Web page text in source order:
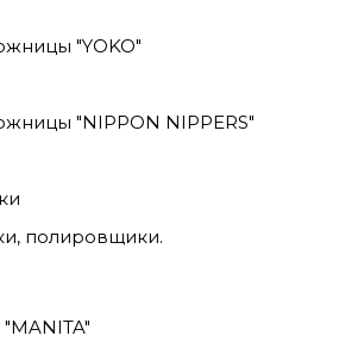
"YOKO"
"NIPPON NIPPERS"
полировщики.